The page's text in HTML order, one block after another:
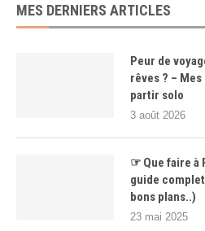
MES DERNIERS ARTICLES
Peur de
rêves ? –
partir solo
3 août 2026
☞ Que faire à
guide
bons plans..)
23 mai 2025